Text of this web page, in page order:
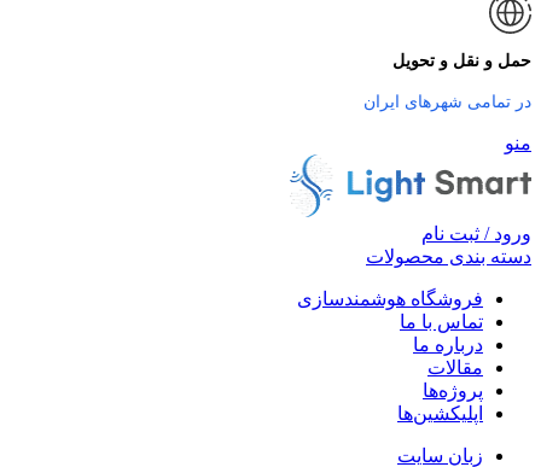
حمل و نقل و تحویل
در تمامی شهرهای ایران
منو
ورود / ثبت نام
دسته بندی محصولات
فروشگاه هوشمندسازی
تماس با ما
درباره ما
مقالات
پروژه‌ها
اپلیکشین‌ها
زبان سایت